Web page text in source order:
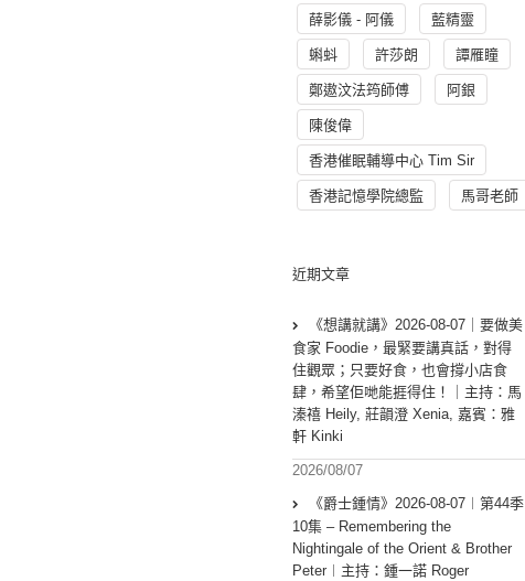
薛影儀 - 阿儀 藍精靈
蝌蚪 許莎朗 譚雁瞳
鄭遨汶法筠師傅 阿銀
陳俊偉
香港催眠輔導中心 Tim Sir
香港記憶學院總監 馬哥老師
近期文章
《想講就講》2026-08-07｜要做美
食家 Foodie，最緊要講真話，對得
住觀眾；只要好食，也會撐小店食
肆，希望佢哋能捱得住！｜主持：馬
溱禧 Heily, 莊韻澄 Xenia, 嘉賓：雅
軒 Kinki
2026/08/07
《爵士鍾情》2026-08-07︱第44季
10集 – Remembering the
Nightingale of the Orient & Brother
Peter︱主持：鍾一諾 Roger